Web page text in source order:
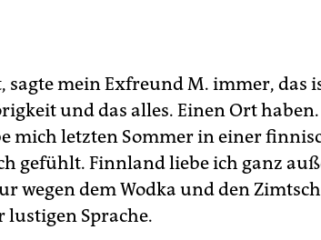
sagte mein Exfreund M. immer, das
und das alles. Einen Ort
mich letzten Sommer in einer
gefühlt. Finnland liebe ich ganz
wegen dem Wodka und den
lustigen Sprache.